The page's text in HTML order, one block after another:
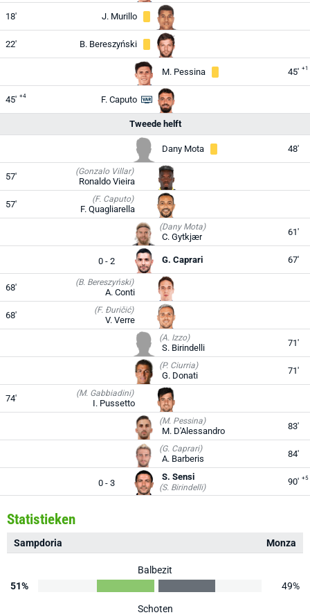
18' J. Murillo
22' B. Bereszyński
M. Pessina 45' +1
45' +4 F. Caputo
Tweede helft
Dany Mota 48'
57' (Gonzalo Villar)
Ronaldo Vieira
57' (F. Caputo)
F. Quagliarella
(Dany Mota)
C. Gytkjær 61'
0 - 2 G. Caprari 67'
68' (B. Bereszyński)
A. Conti
68' (F. Đuričić)
V. Verre
(A. Izzo)
S. Birindelli 71'
(P. Ciurria)
G. Donati 71'
74' (M. Gabbiadini)
I. Pussetto
(M. Pessina)
M. D'Alessandro 83'
(G. Caprari)
A. Barberis 84'
0 - 3
S. Sensi
(S. Birindelli)
90' +5
Statistieken
Sampdoria Monza
Balbezit
51%
49%
Schoten